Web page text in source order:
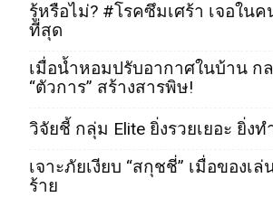
รู้หรือไม่? #โรคซึมเศร้า เจอใน
ที่สุด
เมื่อน้ำหอมปรับอากาศในบ้าน ก
“ตัวการ” สร้างสารพิษ!
วิจัยชี้ กลุ่ม Elite ยิ่งรวยเยอะ ยิ่งท
เจาะภัยเงียบ “สกุชชี่” เมื่อของเ
ร้าย